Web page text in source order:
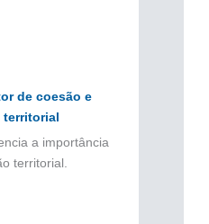
de coesão e
territorial
a importância
territorial.